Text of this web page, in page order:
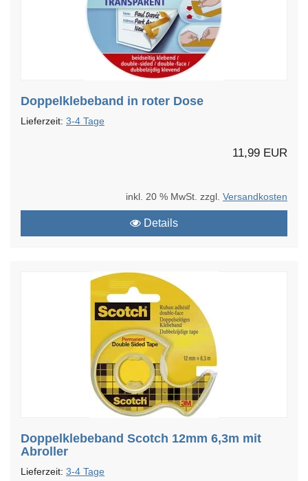
Doppelklebeband in roter Dose
Lieferzeit: 3-4 Tage
11,99 EUR
inkl. 20 % MwSt. zzgl. Versandkosten
Details
Doppelklebeband Scotch 12mm 6,3m mit
Abroller
Lieferzeit: 3-4 Tage